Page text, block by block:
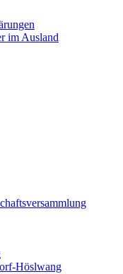
im Ausland
Höslwang